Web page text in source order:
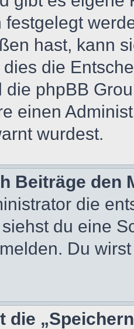
festgelegt
hast, kann
die
die phpBB
einen
wurdest.
Beiträge den
die
du eine
Du
die